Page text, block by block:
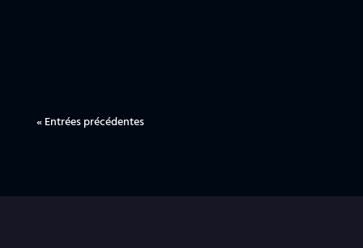
« Entrées précédentes